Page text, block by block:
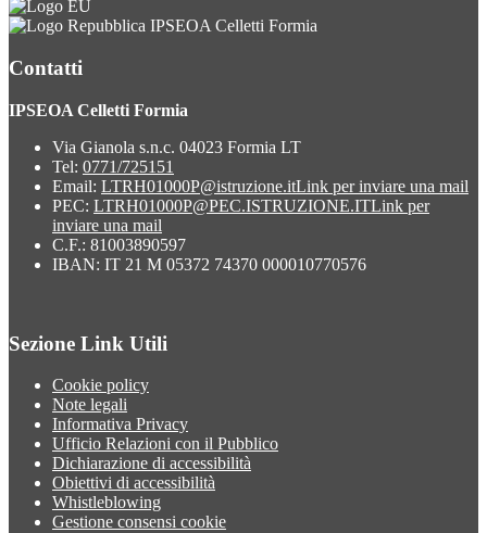
IPSEOA Celletti Formia
Contatti
IPSEOA Celletti Formia
Via Gianola s.n.c. 04023 Formia LT
Tel: 0771/725151
Email: LTRH01000P@istruzione.itLink per inviare una mail
PEC: LTRH01000P@PEC.ISTRUZIONE.ITLink per
inviare una mail
C.F.: 81003890597
IBAN: IT 21 M 05372 74370 000010770576
Sezione Link Utili
Cookie policy
Note legali
Informativa Privacy
Ufficio Relazioni con il Pubblico
Dichiarazione di accessibilità
Obiettivi di accessibilità
Whistleblowing
Gestione consensi cookie